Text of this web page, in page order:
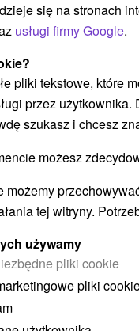
BYĆ
zł
się na stronach
usługi firmy Google.
pliki tekstowe, które
przez
szukasz i chcesz
możesz
możemy
tej witryny.
używamy
pliki cookie
pliki